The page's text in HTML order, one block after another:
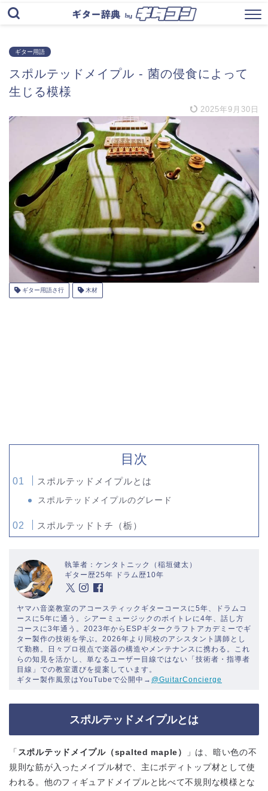
ギター用語
スポルテッドメイプル ‐ 菌の侵食によって
生じる模様
2025年9月30日
ギター用語さ行 木材
目次
スポルテッドメイプルとは
スポルテッドメイプルのグレード
スポルテッドトチ（栃）
執筆者：ケンタトニック（稲垣健太）
ギター歴25年 ドラム歴10年
ヤマハ音楽教室のアコースティックギターコースに5年、ドラムコ
ースに5年に通う。シアーミュージックのボイトレに4年、話し方
コースに3年通う。2023年からESPギタークラフトアカデミーでギ
ター製作の技術を学ぶ。2026年より同校のアシスタント講師とし
て勤務。日々プロ視点で楽器の構造やメンテナンスに携わる。これ
らの知見を活かし、単なるユーザー目線ではない「技術者・指導者
目線」での教室選びを提案しています。
ギター製作風景はYouTubeで公開中→ @GuitarConcierge
スポルテッドメイプルとは
「 スポルテッドメイプル（spalted maple）
」は、暗い色の不
規則な筋が入ったメイプル材で、主にボディトップ材として使
われる。他のフィギュアドメイプルと比べて不規則な模様とな